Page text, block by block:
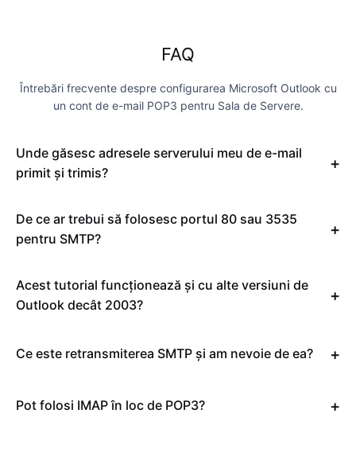
FAQ
Întrebări frecvente despre configurarea Microsoft Outlook cu
un cont de e-mail POP3 pentru Sala de Servere.
Unde găsesc adresele serverului meu de e-mail
primit și trimis?
De ce ar trebui să folosesc portul 80 sau 3535
pentru SMTP?
Acest tutorial funcționează și cu alte versiuni de
Outlook decât 2003?
Ce este retransmiterea SMTP și am nevoie de ea?
Pot folosi IMAP în loc de POP3?